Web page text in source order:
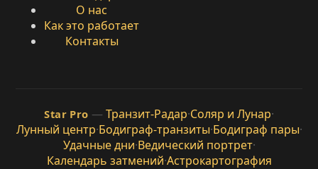
О нас
Как это работает
Контакты
Star Pro — Транзит-Радар·Соляр и Лунар·
Лунный центр·Бодиграф-транзиты·Бодиграф пары·
Удачные дни·Ведический портрет·
Календарь затмений·Астрокартография